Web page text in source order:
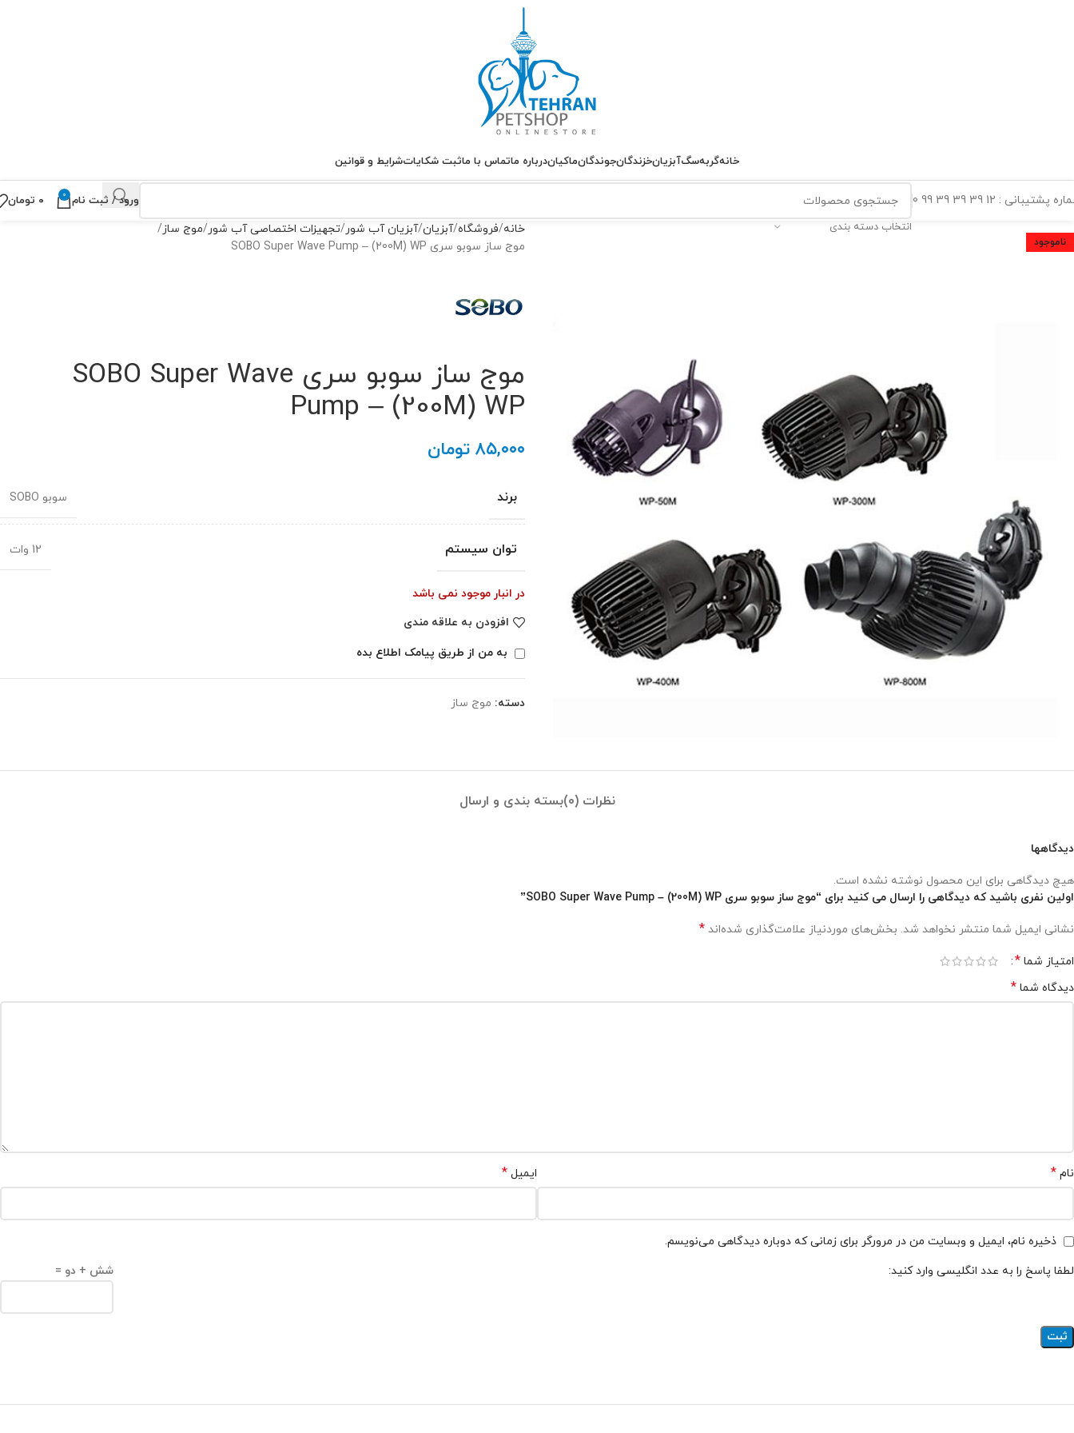
خانهگربهسگآبزیانخزندگانجوندگانماکیاندرباره ماتماس با ماثبت شکایاتشرایط و قوانین
پشتیبانی : 12 39 39 39 99 0
انتخاب دسته بندی
ورود / ثبت نام 0 ۰ تومان
ناموجود
خانه فروشگاه آبزیان آبزیان آب شور تجهیزات اختصاصی آب شور موج ساز
موج ساز سوبو سری SOBO Super Wave Pump – (200M) WP
موج ساز سوبو سری SOBO Super Wave
Pump – (200M) WP
۸۵,۰۰۰ تومان
برند سوبو SOBO
توان سیستم 12 وات
در انبار موجود نمی باشد
افزودن به علاقه مندی
به من از طریق پیامک اطلاع بده
دسته: موج ساز
نظرات (0) بسته بندی و ارسال
دیدگاهها
هیچ دیدگاهی برای این محصول نوشته نشده است.
اولین نفری باشید که دیدگاهی را ارسال می کنید برای “موج ساز سوبو سری SOBO Super Wave Pump – (200M) WP”
نشانی ایمیل شما منتشر نخواهد شد. بخش‌های موردنیاز علامت‌گذاری شده‌اند *
امتیاز شما *
دیدگاه شما *
نام * ایمیل *
ذخیره نام، ایمیل و وبسایت من در مرورگر برای زمانی که دوباره دیدگاهی می‌نویسم.
لطفا پاسخ را به عدد انگلیسی وارد کنید:
شش + دو =